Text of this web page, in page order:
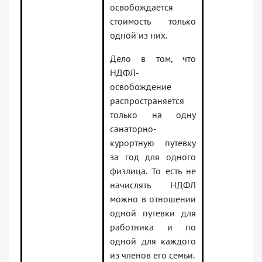
освобождается
стоимость только
одной из них.
Дело в том, что
НДФЛ-
освобождение
распространяется
только на одну
санаторно-
курортную путевку
за год для одного
физлица. То есть не
начислять НДФЛ
можно в отношении
одной путевки для
работника и по
одной для каждого
из членов его семьи.